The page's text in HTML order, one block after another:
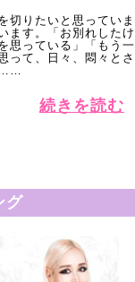
切りたいと思っていま
ます。「お別れしたけ
思っている」「もう一
って、日々、悶々とさ
……
続きを読む
グ